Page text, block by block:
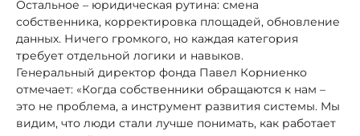
Остальное – юридическая рутина: смена
собственника, корректировка площадей, обновление
данных. Ничего громкого, но каждая категория
требует отдельной логики и навыков.
Генеральный директор фонда Павел Корниенко
отмечает: «Когда собственники обращаются к нам –
это не проблема, а инструмент развития системы. Мы
видим, что люди стали лучше понимать, как работает